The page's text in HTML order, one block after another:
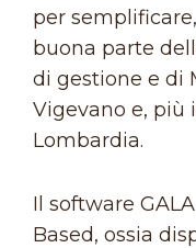
per
buona parte
di gestione e di
Vigevano e, più
Lombardia.
Il software
Based, ossia